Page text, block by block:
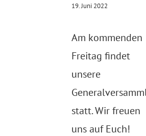
19. Juni 2022
Am kommenden
Freitag findet
unsere
statt. Wir freuen
uns auf Euch!